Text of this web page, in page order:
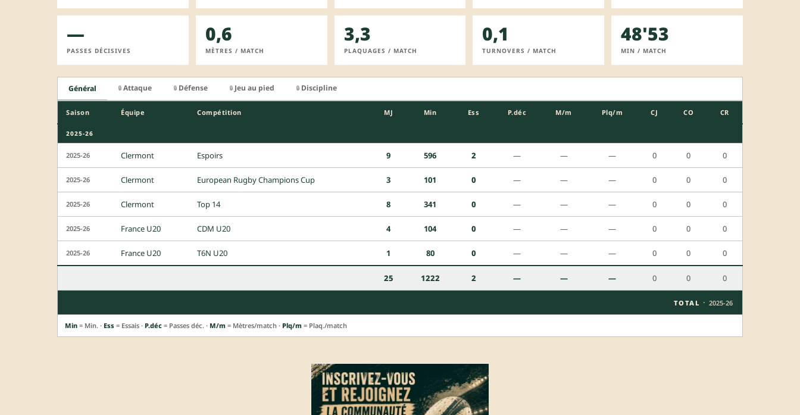
—
PASSES DÉCISIVES
0,6
MÈTRES / MATCH
3,3
PLAQUAGES / MATCH
0,1
TURNOVERS / MATCH
48'53
MIN / MATCH
Général 🔒 Attaque 🔒 Défense 🔒 Jeu au pied 🔒 Discipline
Saison Équipe Compétition MJ Min Ess P.déc M/m Plq/m CJ CO CR
2025-26
2025-26 Clermont Espoirs 9 596 2 — — — 0 0 0
2025-26 Clermont European Rugby Champions Cup 3 101 0 — — — 0 0 0
2025-26 Clermont Top 14 8 341 0 — — — 0 0 0
2025-26 France U20 CDM U20 4 104 0 — — — 0 0 0
2025-26 France U20 T6N U20 1 80 0 — — — 0 0 0
25 1222 2 — — — 0 0 0
TOTAL · 2025-26
Min = Min. · Ess = Essais · P.déc = Passes déc. · M/m = Mètres/match · Plq/m = Plaq./match